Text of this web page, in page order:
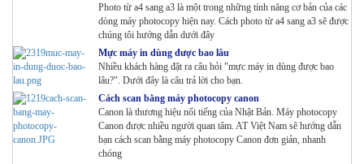
Photo từ a4 sang a3 là một trong những tính năng cơ bản của các
dòng máy photocopy hiện nay. Cách photo từ a4 sang a3 sẽ được
chúng tôi hướng dẫn dưới đây
Mực máy in dùng được bao lâu
Nhiều khách hàng đặt ra câu hỏi "mực máy in dùng được bao
lâu?". Dưới đây là câu trả lời cho bạn.
Cách scan bằng máy photocopy canon
Canon là thương hiệu nổi tiếng của Nhật Bản. Máy photocopy
Canon được nhiều người quan tâm. AT Việt Nam sẽ hướng dẫn
bạn cách scan bằng máy photocopy Canon đơn giản, nhanh
chóng